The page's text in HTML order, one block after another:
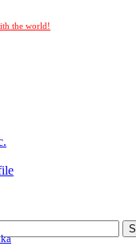
the world!